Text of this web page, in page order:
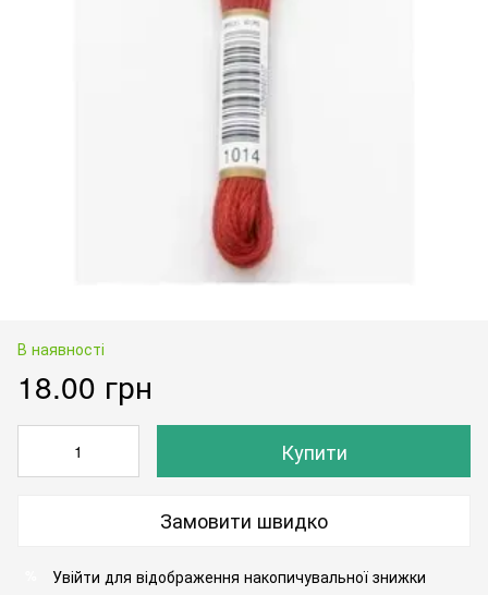
В наявності
18.00 грн
Купити
Замовити швидко
Увійти для відображення накопичувальної знижки